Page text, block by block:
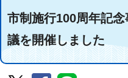
市制施行100周年記
議を開催しました